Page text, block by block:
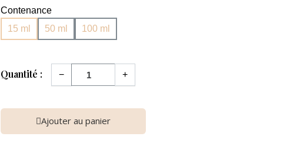
Contenance
15 ml
50 ml 100 ml
Quantité : − +
Ajouter au panier